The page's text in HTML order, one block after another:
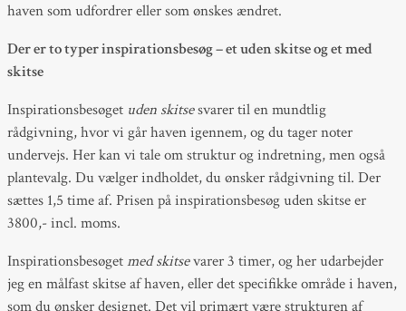
haven som udfordrer eller som ønskes ændret.
Der er to typer inspirationsbesøg – et uden skitse og et med
skitse
Inspirationsbesøget uden skitsesvarer til en mundtlig
rådgivning, hvor vi går haven igennem, og du tager noter
undervejs. Her kan vi tale om struktur og indretning, men også
plantevalg. Du vælger indholdet, du ønsker rådgivning til. Der
sættes 1,5 time af. Prisen på inspirationsbesøg uden skitse er
3800,- incl. moms.
Inspirationsbesøgetmed skitsevarer 3 timer, og her udarbejder
jeg en målfast skitse af haven, eller det specifikke område i haven,
som du ønsker designet. Det vil primært være strukturen af